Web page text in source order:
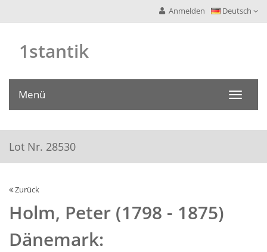
Deutsch
Anmelden
1stantik
Toggle
Menü
Lot Nr. 28530
Zurück
Holm, Peter (1798 - 1875)
Dänemark: